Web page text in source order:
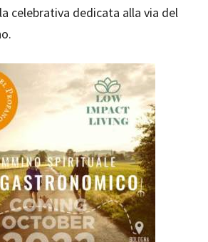
celebrativa dedicata alla via del